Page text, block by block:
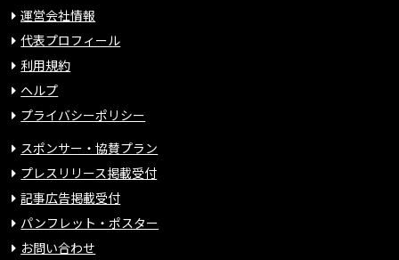
運営会社情報
代表プロフィール
利用規約
ヘルプ
プライバシーポリシー
スポンサー・協賛プラン
プレスリリース掲載受付
記事広告掲載受付
パンフレット・ポスター
お問い合わせ